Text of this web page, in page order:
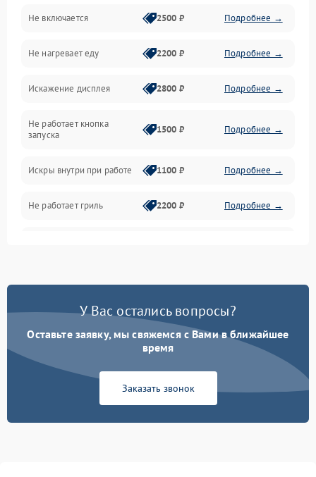
Механика и внутренние элементы
Механические повреждения
Питание и запуск
Нагрев и приготовление
Программное обеспечение
Не включается 2500 ₽ Подробнее →
Не нагревает еду 2200 ₽ Подробнее →
Искажение дисплея 2800 ₽ Подробнее →
Не работает кнопка
запуска
1500 ₽ Подробнее →
Искры внутри при работе 1100 ₽ Подробнее →
Не работает гриль 2200 ₽ Подробнее →
Появление запаха гари 2400 ₽ Подробнее →
Проблемы с вентилятором 2000 ₽
Поломка системы
охлаждения
Подробнее →
Не работают сенсорные
У Вас остались вопросы?
Оставьте заявку, мы свяжемся с Вами в ближайшее
время
Заказать звонок